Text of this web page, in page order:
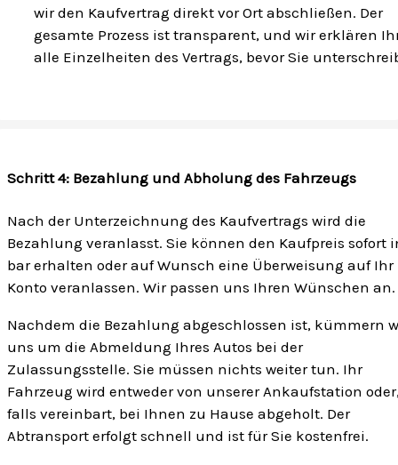
wir den Kaufvertrag direkt vor Ort abschließen. Der
gesamte Prozess ist transparent, und wir erklären
alle Einzelheiten des Vertrags, bevor Sie
Schritt 4: Bezahlung und Abholung des Fahrzeugs
Nach der Unterzeichnung des Kaufvertrags wird die
Bezahlung veranlasst. Sie können den Kaufpreis sofort
bar erhalten oder auf Wunsch eine Überweisung auf Ihr
Konto veranlassen. Wir passen uns Ihren Wünschen an.
Nachdem die Bezahlung abgeschlossen ist, kümmern
uns um die Abmeldung Ihres Autos bei der
Zulassungsstelle. Sie müssen nichts weiter tun. Ihr
Fahrzeug wird entweder von unserer Ankaufstation
falls vereinbart, bei Ihnen zu Hause abgeholt. Der
Abtransport erfolgt schnell und ist für Sie kostenfrei.